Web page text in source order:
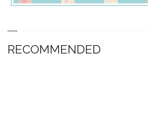
RECOMMENDED